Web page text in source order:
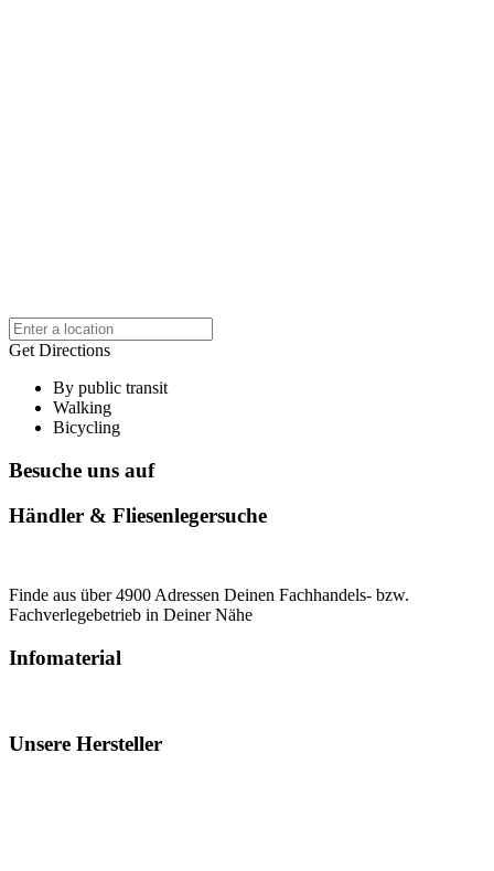
Get Directions
By public transit
Walking
Bicycling
Besuche uns auf
Händler & Fliesenlegersuche
Finde aus über 4900 Adressen Deinen Fachhandels- bzw.
Fachverlegebetrieb in Deiner Nähe
Infomaterial
Unsere Hersteller